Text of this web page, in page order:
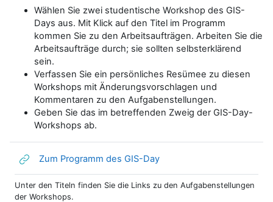
Wählen Sie zwei studentische Workshop des GIS-
Days aus. Mit Klick auf den Titel im Programm
kommen Sie zu den Arbeitsaufträgen. Arbeiten Sie die
Arbeitsaufträge durch; sie sollten selbsterklärend
sein.
Verfassen Sie ein persönliches Resümee zu diesen
Workshops mit Änderungsvorschlagen und
Kommentaren zu den Aufgabenstellungen.
Geben Sie das im betreffenden Zweig der GIS-Day-
Workshops ab.
Zum Programm des GIS-DayLink/URL
Unter den Titeln finden Sie die Links zu den Aufgabenstellungen
der Workshops.